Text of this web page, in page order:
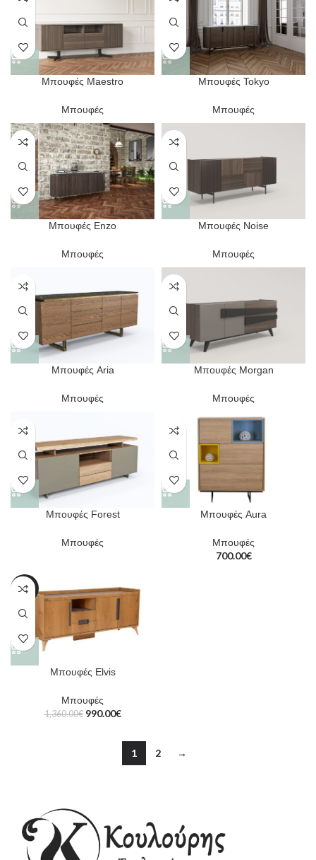
Μπουφές Maestro
Μπουφές
Μπουφές Tokyo
Μπουφές
Μπουφές Enzo
Μπουφές
Μπουφές Noise
Μπουφές
Μπουφές Aria
Μπουφές
Μπουφές Morgan
Μπουφές
Μπουφές Forest
Μπουφές
Μπουφές Aura
Μπουφές
700.00€
-27%
Μπουφές Elvis
Μπουφές
1,360.00€ 990.00€
1 2 →